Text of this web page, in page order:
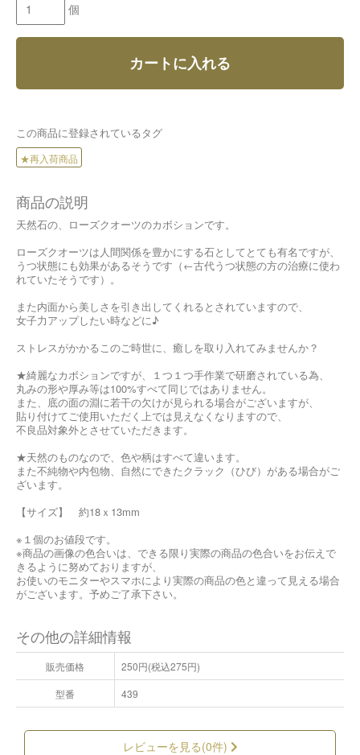
個
カートに入れる
この商品に登録されているタグ
★再入荷商品
商品の説明
天然石の、ローズクオーツのカボションです。
ローズクオーツは人間関係を豊かにする石としてとても有名ですが、
うつ状態にも効果があるそうです（←古代うつ状態の方の治療に使わ
れていたそうです）。
また内面から美しさを引き出してくれるとされていますので、
女子力アップしたい時などに♪
ストレスがかかるこのご時世に、癒しを取り入れてみませんか？
★綺麗なカボションですが、１つ１つ手作業で研磨されている為、
丸みの形や厚み等は100%すべて同じではありません。
また、底の面の淵に若干の欠けが見られる場合がございますが、
貼り付けてご使用いただく上では見えなくなりますので、
不良品対象外とさせていただきます。
★天然のものなので、色や柄はすべて違います。
また不純物や内包物、自然にできたクラック（ひび）がある場合がご
ざいます。
【サイズ】 約18ｘ13mm
※１個のお値段です。
※商品の画像の色合いは、できる限り実際の商品の色合いをお伝えで
きるように努めておりますが、
お使いのモニターやスマホにより実際の商品の色と違って見える場合
がございます。予めご了承下さい。
その他の詳細情報
販売価格
250円(税込275円)
型番
439
レビューを見る(0件)